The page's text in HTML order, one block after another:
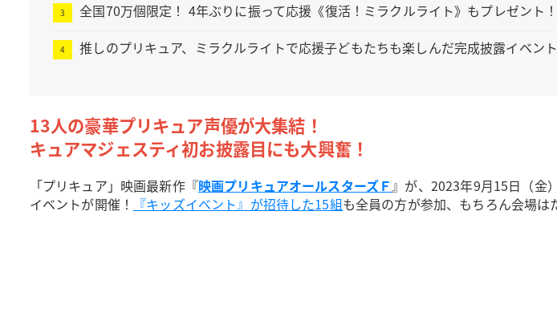
全国70万個限定！ 4年ぶりに振って応援《復活！ミラクルライト》もプレゼント！
推しのプリキュア、ミラクルライトで応援子どもたちも楽しんだ完成披露イベント
13人の豪華プリキュア声優が大集結！
キュアマジェスティ初お披露目にも大興奮！
「プリキュア」映画最新作『映画プリキュアオールスターズＦ』が、2023年9月15日（金
イベントが開催！
『キッズイベント』が招待した15組も全員の方が参加、もちろん会場は